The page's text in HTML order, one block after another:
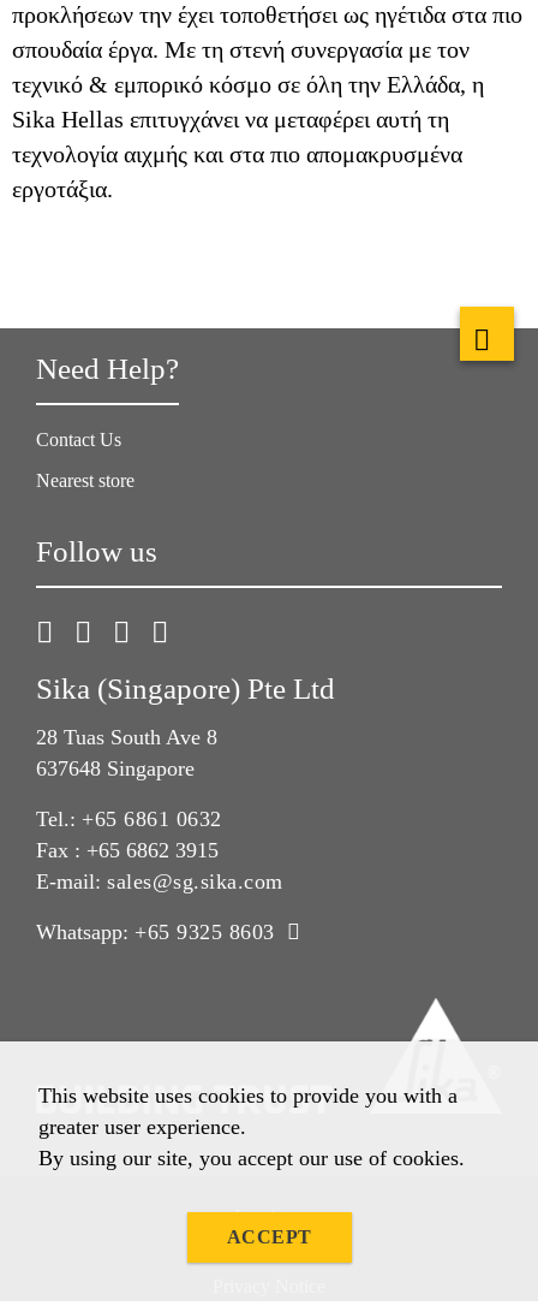
προκλήσεων την έχει τοποθετήσει ως ηγέτιδα στα πιο
σπουδαία έργα. Με τη στενή συνεργασία με τον
τεχνικό & εμπορικό κόσμο σε όλη την Ελλάδα, η
Sika Hellas επιτυγχάνει να μεταφέρει αυτή τη
τεχνολογία αιχμής και στα πιο απομακρυσμένα
εργοτάξια.
Need Help?
Contact Us
Nearest store
Follow us
Sika (Singapore) Pte Ltd
28 Tuas South Ave 8
637648 Singapore
Tel.: +65 6861 0632
Fax : +65 6862 3915
E-mail: sales@sg.sika.com
Whatsapp: +65 9325 8603
Imprint
This website uses cookies to provide you with a
greater user experience.
By using our site, you accept our use of cookies.
ACCEPT